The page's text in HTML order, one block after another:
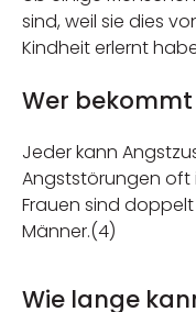
sind, weil sie dies
Kindheit erlernt
Wer
Jeder kann
Angststörungen oft
Frauen sind
Männer.(4)
Wie lange